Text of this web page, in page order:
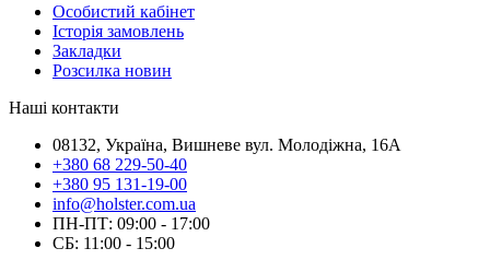
Особистий кабінет
Історія замовлень
Закладки
Розсилка новин
Наші контакти
08132, Україна, Вишневе вул. Молодіжна, 16А
+380 68 229-50-40
+380 95 131-19-00
info@holster.com.ua
ПН-ПТ: 09:00 - 17:00
СБ: 11:00 - 15:00